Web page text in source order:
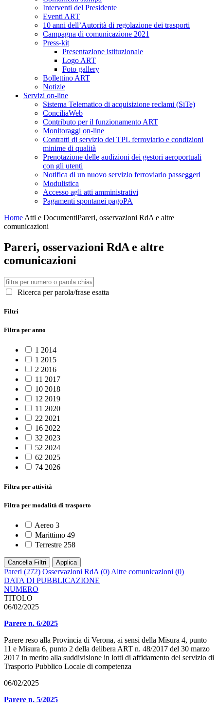
Interventi del Presidente
Eventi ART
10 anni dell’Autorità di regolazione dei trasporti
Campagna di comunicazione 2021
Press-kit
Presentazione istituzionale
Logo ART
Foto gallery
Bollettino ART
Notizie
Servizi on-line
Sistema Telematico di acquisizione reclami (SiTe)
ConciliaWeb
Contributo per il funzionamento ART
Monitoraggi on-line
Contratti di servizio del TPL ferroviario e condizioni
minime di qualità
Prenotazione delle audizioni dei gestori aeroportuali
con gli utenti
Notifica di un nuovo servizio ferroviario passeggeri
Modulistica
Accesso agli atti amministrativi
Pagamenti spontanei pagoPA
Home Atti e DocumentiPareri, osservazioni RdA e altre
comunicazioni
Pareri, osservazioni RdA e altre
comunicazioni
Ricerca per parola/frase esatta
Filtri
Filtra per anno
1 2014
1 2015
2 2016
11 2017
10 2018
12 2019
11 2020
22 2021
16 2022
32 2023
52 2024
62 2025
74 2026
Filtra per attività
Filtra per modalità di trasporto
Aereo 3
Marittimo 49
Terrestre 258
Cancella Filtri Applica
Pareri (272) Osservazioni RdA (0) Altre comunicazioni (0)
DATA DI PUBBLICAZIONE
NUMERO
TITOLO
06/02/2025
Parere n. 6/2025
Parere reso alla Provincia di Verona, ai sensi della Misura 4, punto
11 e Misura 6, punto 2 della delibera ART n. 48/2017 del 30 marzo
2017 in merito alla suddivisione in lotti di affidamento del servizio di
Trasporto Pubblico Locale di competenza
06/02/2025
Parere n. 5/2025